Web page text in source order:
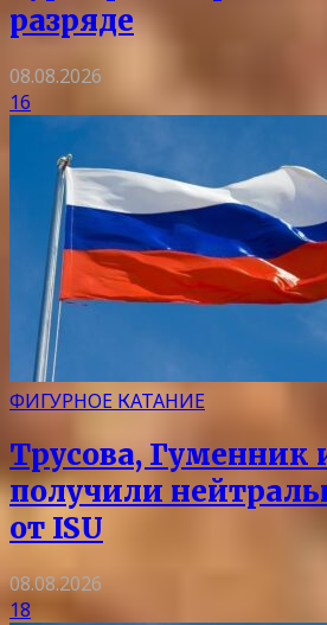
разряде
08.08.2026
16
ФИГУРНОЕ КАТАНИЕ
Трусова, Гуменник
получили
от ISU
08.08.2026
18